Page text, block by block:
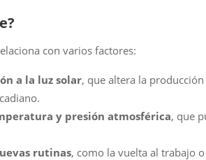
con varios factores:
a la luz solar, que altera la
y presión atmosférica, que
rutinas, como la vuelta al trabajo